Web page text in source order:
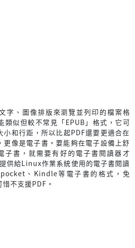
字、圖像排版來瀏覽並列印的檔案格
類似但較不常見「EPUB」格式，它可
小和行距，所以比起PDF還要更適合在
更像是電子書。要能夠在電子設備上舒
子書，就需要有好的電子書閱讀器才
供給Linux作業系統使用的電子書閱讀
、Kindle等電子書的格式，免
不支援PDF。